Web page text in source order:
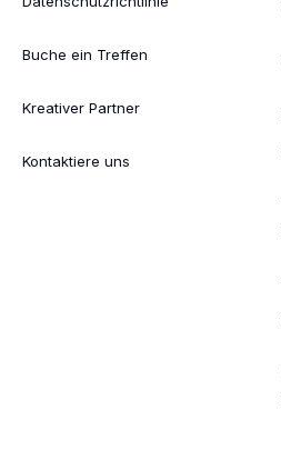
Buche ein Treffen
Kreativer Partner
Kontaktiere uns